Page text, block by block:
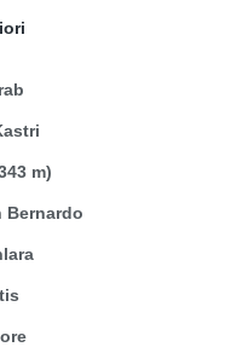
m)
Bernardo